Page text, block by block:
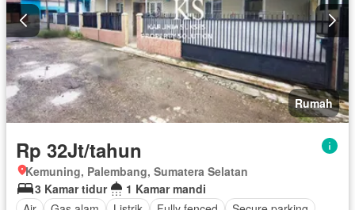
Rumah
Rp 32Jt/tahun
Kemuning, Palembang, Sumatera Selatan
3 Kamar tidur
1 Kamar mandi